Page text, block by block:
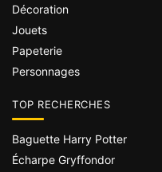
Décoration
Jouets
Papeterie
Personnages
TOP RECHERCHES
Baguette Harry Potter
Écharpe Gryffondor